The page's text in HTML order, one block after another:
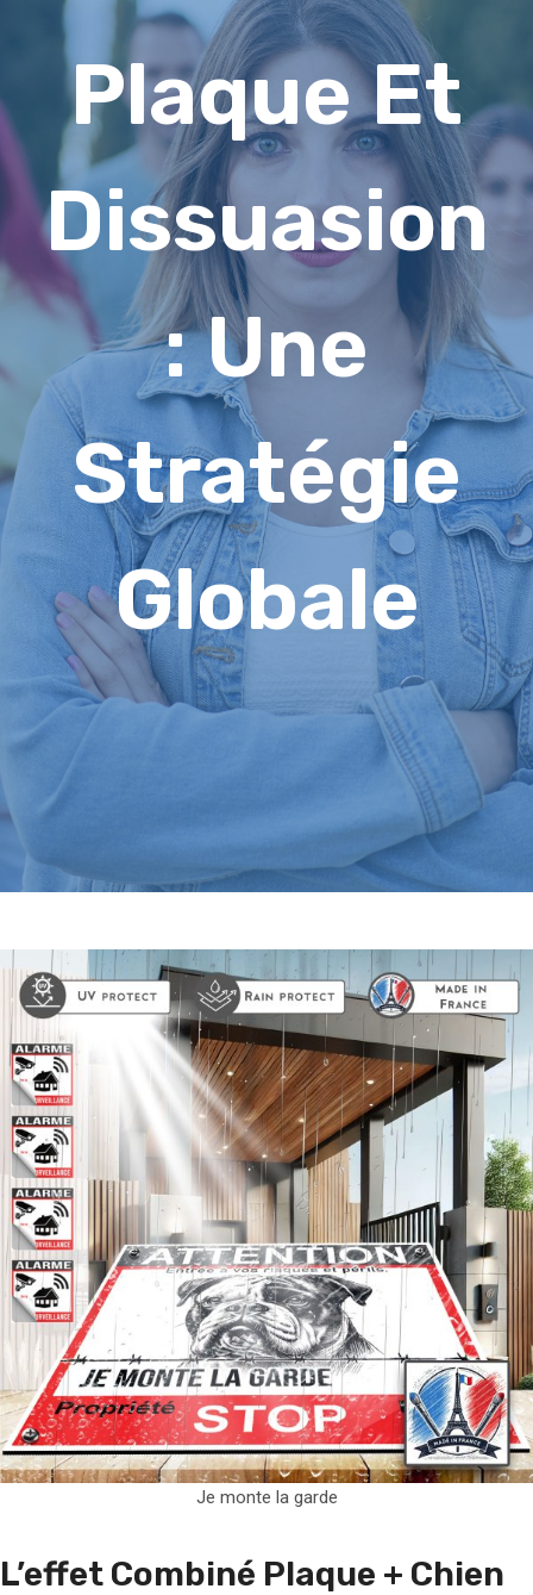
Plaque Et
Dissuasion
: Une
Stratégie
Globale
Je monte la garde
L’effet Combiné Plaque + Chien